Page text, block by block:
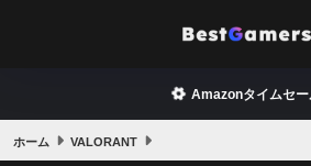
Amazonタイムセー
ホーム VALORANT